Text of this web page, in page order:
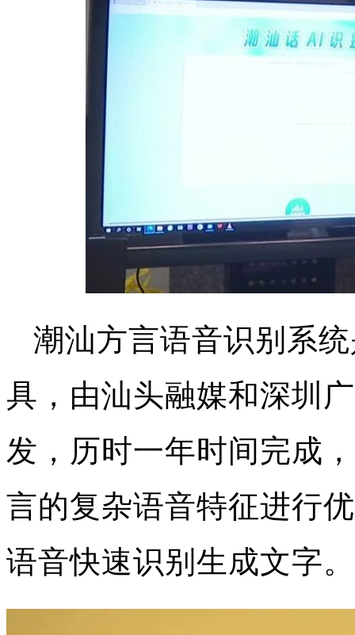
潮汕方言语音识别系
具，由汕头融媒和深圳
发，历时一年时间完成
言的复杂语音特征进行
语音快速识别生成文字。